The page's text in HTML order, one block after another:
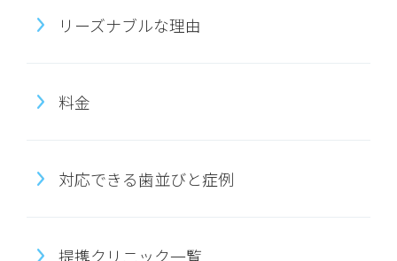
リーズナブルな理由
料金
対応できる歯並びと症例
提携クリニック一覧